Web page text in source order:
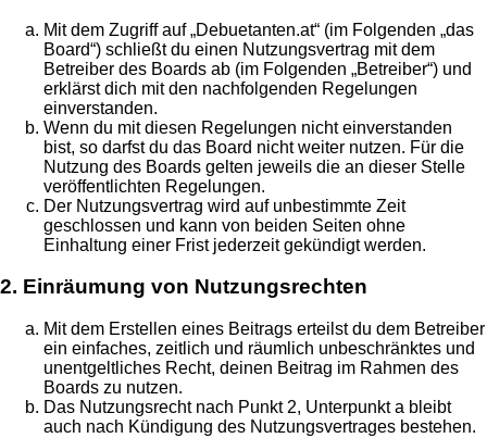
Mit dem Zugriff auf „Debuetanten.at“ (im Folgenden „das
Board“) schließt du einen Nutzungsvertrag mit dem
Betreiber des Boards ab (im Folgenden „Betreiber“) und
erklärst dich mit den nachfolgenden Regelungen
einverstanden.
Wenn du mit diesen Regelungen nicht einverstanden
bist, so darfst du das Board nicht weiter nutzen. Für die
Nutzung des Boards gelten jeweils die an dieser Stelle
veröffentlichten Regelungen.
Der Nutzungsvertrag wird auf unbestimmte Zeit
geschlossen und kann von beiden Seiten ohne
Einhaltung einer Frist jederzeit gekündigt werden.
2. Einräumung von Nutzungsrechten
Mit dem Erstellen eines Beitrags erteilst du dem Betreiber
ein einfaches, zeitlich und räumlich unbeschränktes und
unentgeltliches Recht, deinen Beitrag im Rahmen des
Boards zu nutzen.
Das Nutzungsrecht nach Punkt 2, Unterpunkt a bleibt
auch nach Kündigung des Nutzungsvertrages bestehen.